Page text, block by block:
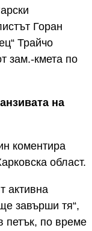
Горан
Трайчо
зам.-кмета по
на
коментира
област.
активна
завърши тя“,
петък, по време